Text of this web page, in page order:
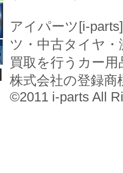
アイパーツ[i-
ツ・中古タイヤ
買取を行うカー
株式会社の登録商
©2011 i-parts All